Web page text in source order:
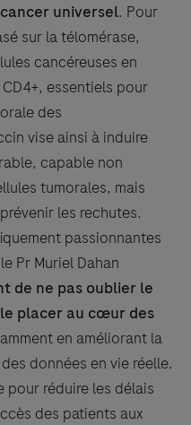
universel. Pour
sur la télomérase,
cancéreuses en
essentiels pour
des
vise ainsi à induire
capable non
tumorales, mais
les rechutes.
passionnantes
Pr Muriel Dahan
de ne pas oublier le
placer au cœur des
en améliorant la
données en vie réelle.
pour réduire les délais
des patients aux